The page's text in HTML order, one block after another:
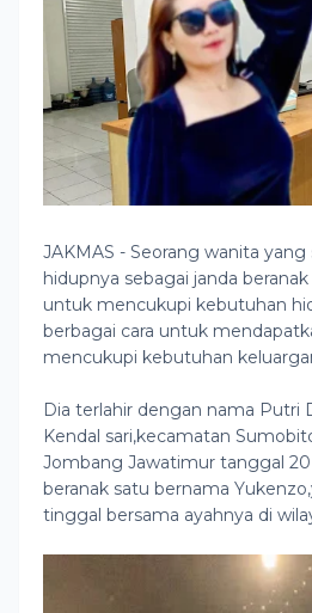
JAKMAS - Seorang wanita yang
hidupnya sebagai janda
untuk mencukupi kebutuhan
berbagai cara untuk
mencukupi kebutuhan
Dia terlahir dengan nama Putri
Kendal sari,kecamatan
Jombang Jawatimur tanggal 20
beranak satu bernama
tinggal bersama ayahnya di